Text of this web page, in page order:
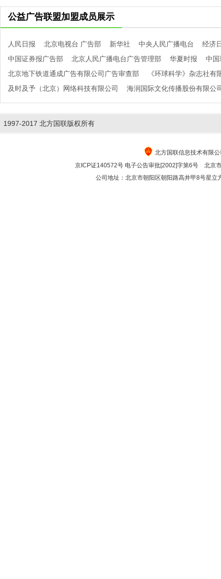
公益广告联盟加盟成员展示
人民日报 北京电视台 广告部 新华社 中央人民广播电台
经济
中国证券报广告部
北京人民广播电台广告管理部 华夏时报
中国
北京地下铁道通成广告有限公司广告审查部
《环球科学》杂志社有
及时及予（北京）网络科技有限公司
海润国际文化传播股份有限公
1997-2017 北方国联版权所有
北方国联信息技术有限
京ICP证140572号 电子公告审批[2002]字第6号 北京
公司地址：北京市朝阳区朝阳路高井甲8号星